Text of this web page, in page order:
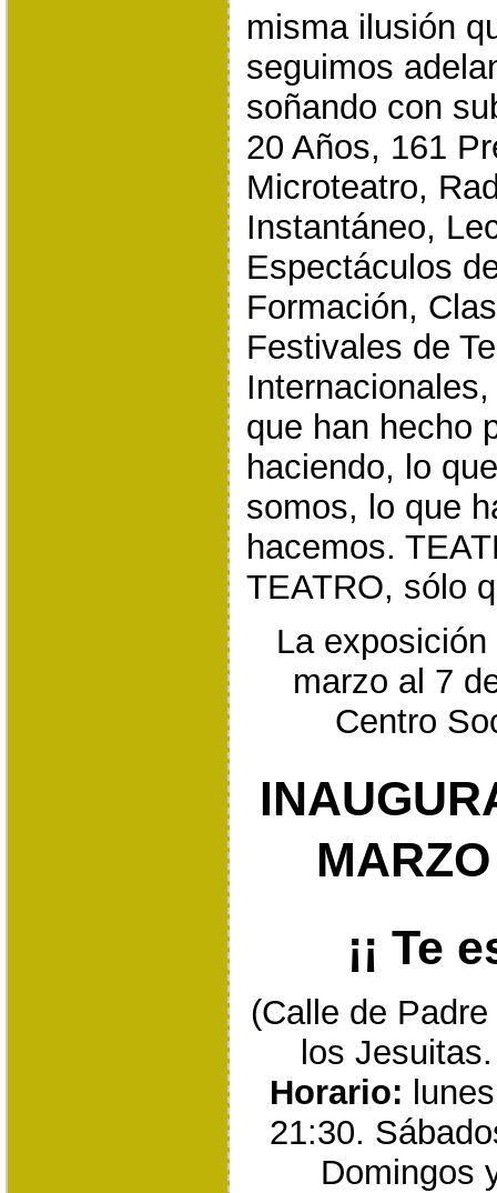
misma ilusión
seguimos
soñando con
20 Años, 161
Microteatro,
Instantáneo,
Espectáculos
Formación,
Festivales de
que han hecho
haciendo, lo
somos, lo que
hacemos.
TEATRO, sólo
La
marzo al 7
Centro
¡¡ Te
(Calle de
los
Horario:
21:30.
Domingos